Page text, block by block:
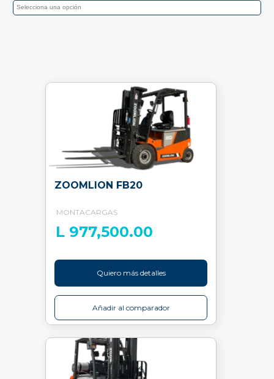
ZOOMLION FB20
MONTACARGAS
L 977,500.00
Quiero más detalles
Añadir al comparador